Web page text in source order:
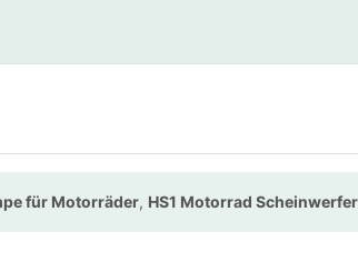
für Motorräder, HS1 Motorrad